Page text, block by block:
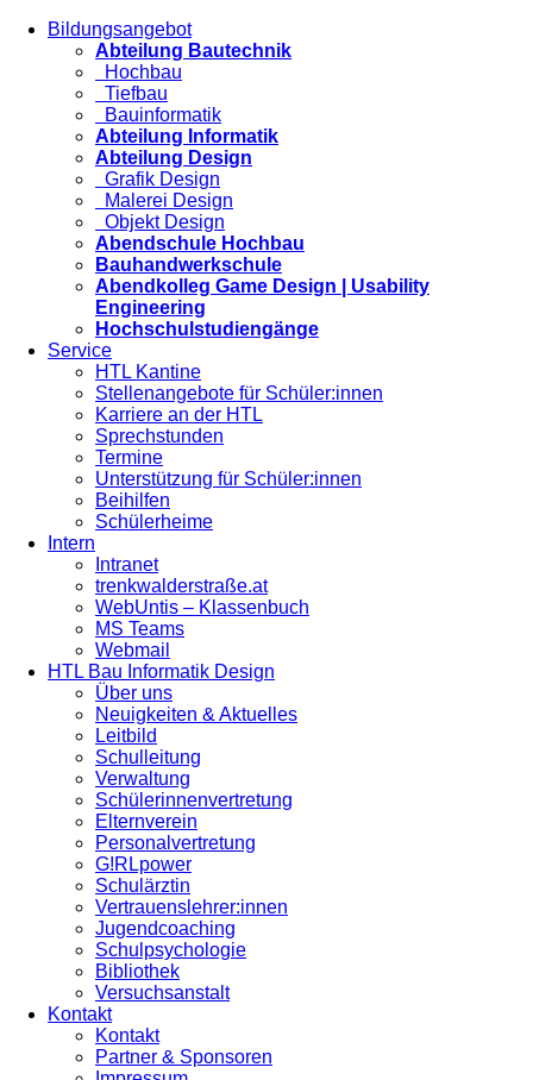
Bildungsangebot
Abteilung Bautechnik
Hochbau
Tiefbau
Bauinformatik
Abteilung Informatik
Abteilung Design
Grafik Design
Malerei Design
Objekt Design
Abendschule Hochbau
Bauhandwerkschule
Abendkolleg Game Design | Usability
Engineering
Hochschulstudiengänge
Service
HTL Kantine
Stellenangebote für Schüler:innen
Karriere an der HTL
Sprechstunden
Termine
Unterstützung für Schüler:innen
Beihilfen
Schülerheime
Intern
Intranet
trenkwalderstraße.at
WebUntis – Klassenbuch
MS Teams
Webmail
HTL Bau Informatik Design
Über uns
Neuigkeiten & Aktuelles
Leitbild
Schulleitung
Verwaltung
Schülerinnenvertretung
Elternverein
Personalvertretung
G!RLpower
Schulärztin
Vertrauenslehrer:innen
Jugendcoaching
Schulpsychologie
Bibliothek
Versuchsanstalt
Kontakt
Kontakt
Partner & Sponsoren